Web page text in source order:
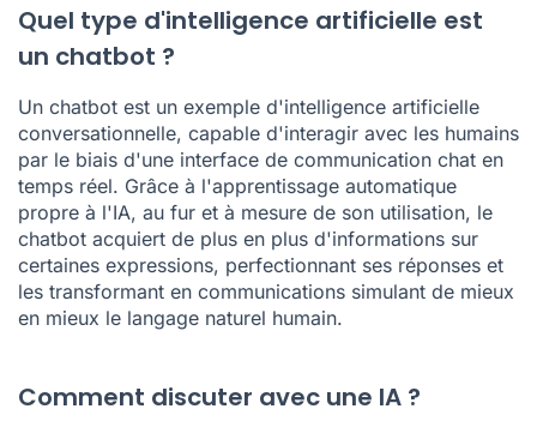
Quel type d'intelligence artificielle est
un chatbot ?
Un chatbot est un exemple d'intelligence artificielle
conversationnelle, capable d'interagir avec les humains
par le biais d'une interface de communication chat en
temps réel. Grâce à l'apprentissage automatique
propre à l'IA, au fur et à mesure de son utilisation, le
chatbot acquiert de plus en plus d'informations sur
certaines expressions, perfectionnant ses réponses et
les transformant en communications simulant de mieux
en mieux le langage naturel humain.
Comment discuter avec une IA ?